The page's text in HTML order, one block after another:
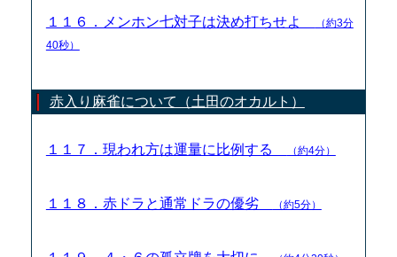
１１６．メンホン七対子は決め打ちせよ
（約3分
40秒）
赤入り麻雀について（土田のオカルト）
１１７．現われ方は運量に比例する （約4分）
１１８．赤ドラと通常ドラの優劣 （約5分）